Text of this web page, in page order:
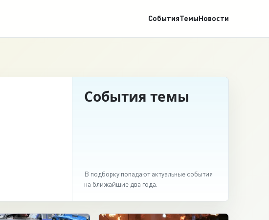
СобытияТемыНовости
События темы
В подборку попадают актуальные события
на ближайшие два года.